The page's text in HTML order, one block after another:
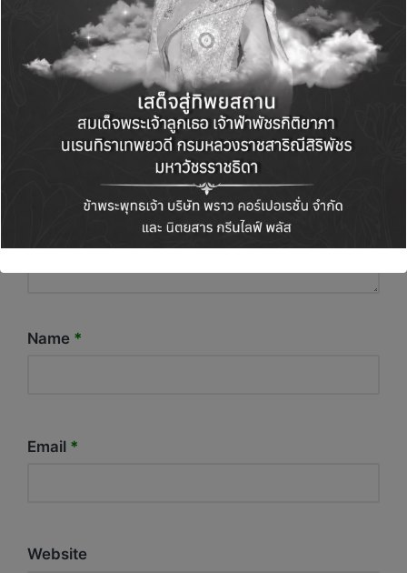
Your email address will not be published.
Required fields are marked
*
Name *
Email *
Website